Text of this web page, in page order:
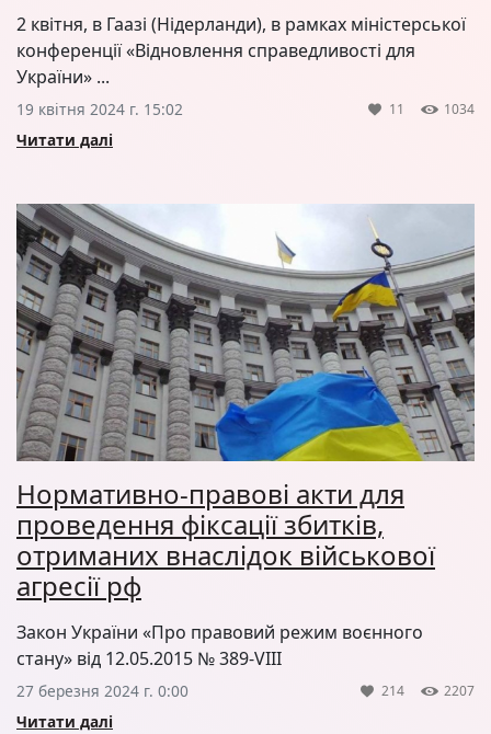
2 квітня, в Гаазі (Нідерланди), в рамках міністерської
конференції «Відновлення справедливості для
України» ...
19 квітня 2024 г. 15:02 11 1034
Читати далі
Нормативно-правові акти для
проведення фіксації збитків,
отриманих внаслідок військової
агресії рф
Закон України «Про правовий режим воєнного
стану» від 12.05.2015 № 389-VIII
27 березня 2024 г. 0:00 214 2207
Читати далі